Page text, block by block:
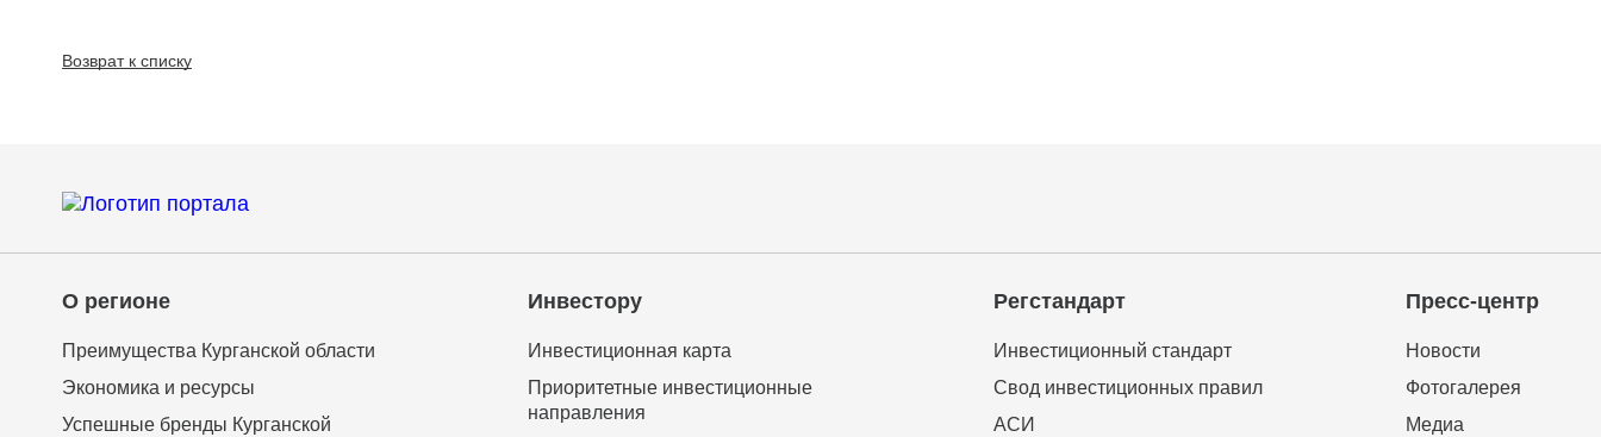
Возврат к списку
О регионе
Преимущества Курганской области
Экономика и ресурсы
Успешные бренды Курганской
Инвестору
Инвестиционная карта
Приоритетные инвестиционные
направления
Регстандарт
Инвестиционный стандарт
Свод инвестиционных правил
АСИ
Пресс-центр
Новости
Фотогалерея
Медиа